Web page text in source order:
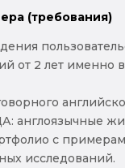
(требования)
от 2 лет именно
англоязычные
с
исследований.